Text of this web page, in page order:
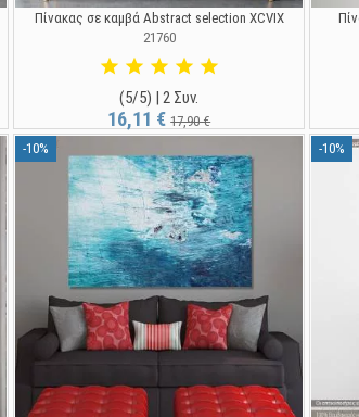
Πίνακας σε καμβά Abstract selection XCVIX
21760
(5/5) | 2 Συν.
16,11 €17,90 €
-10% -10%